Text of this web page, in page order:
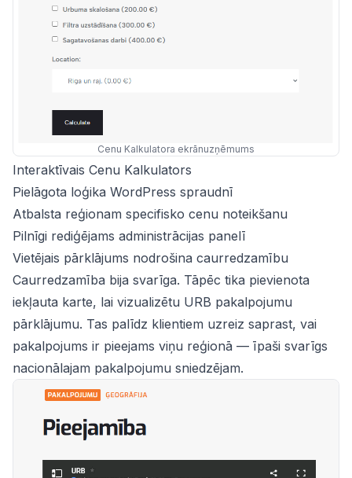
Cenu Kalkulatora ekrānuzņēmums
Interaktīvais Cenu Kalkulators
Pielāgota loģika WordPress spraudnī
Atbalsta reģionam specifisko cenu noteikšanu
Pilnīgi rediģējams administrācijas panelī
Vietējais pārklājums nodrošina caurredzamību
Caurredzamība bija svarīga. Tāpēc tika pievienota
iekļauta karte, lai vizualizētu URB pakalpojumu
pārklājumu. Tas palīdz klientiem uzreiz saprast, vai
pakalpojums ir pieejams viņu reģionā — īpaši svarīgs
nacionālajam pakalpojumu sniedzējam.